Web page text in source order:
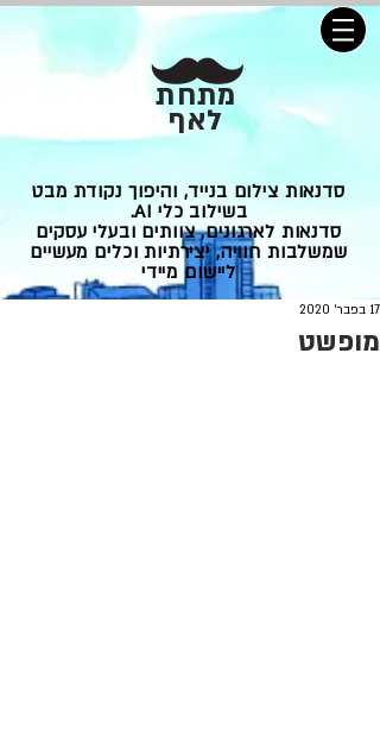
מתחת
לאף
סדנאות צילום בנייד, והיפוך נקודת מבט
בשילוב כלי AI.
סדנאות לארגונים, צוותים ובעלי עסקים
שמשלבות חוויה, יצירתיות וכלים מעשיים
ליישום מיידי
מופשט
17 בפבר׳ 2020